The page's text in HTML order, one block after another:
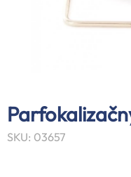
SKU: 03657